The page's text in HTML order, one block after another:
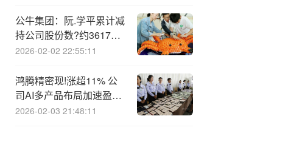
公牛集团：阮.学平累计减
持公司股份数?约3617万
股
2026-02-02 22:55:11
鸿腾精密现!涨超11% 公
司AI多产品布局加速盈利
持续增长可期
2026-02-03 21:48:11